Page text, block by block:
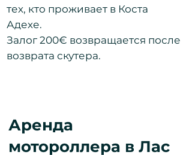
тех, кто проживает в Коста
Адехе.
Залог 200€ возвращается после
возврата скутера.
Аренда
мотороллера в Лас